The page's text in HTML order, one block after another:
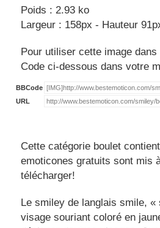
Poids : 2.93 ko
Largeur : 158px - Hauteur
Pour utiliser cette image
Code ci-dessous dans votre
BBCode
URL
Cette catégorie boulet
emoticones gratuits sont mis
télécharger!
Le smiley de langlais smile,
visage souriant coloré en